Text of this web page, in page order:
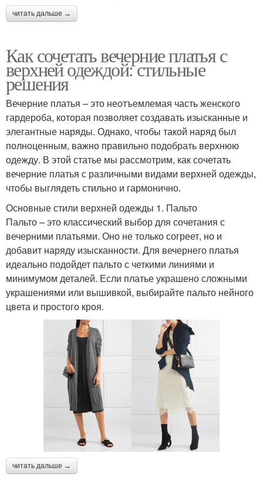
читать дальше →
Как сочетать вечерние платья с
верхней одеждой: стильные
решения
Вечерние платья – это неотъемлемая часть женского
гардероба, которая позволяет создавать изысканные и
элегантные наряды. Однако, чтобы такой наряд был
полноценным, важно правильно подобрать верхнюю
одежду. В этой статье мы рассмотрим, как сочетать
вечерние платья с различными видами верхней одежды,
чтобы выглядеть стильно и гармонично.
Основные стили верхней одежды 1. Пальто
Пальто – это классический выбор для сочетания с
вечерними платьями. Оно не только согреет, но и
добавит наряду изысканности. Для вечернего платья
идеально подойдет пальто с четкими линиями и
минимумом деталей. Если платье украшено сложными
украшениями или вышивкой, выбирайте пальто нейного
цвета и простого кроя.
читать дальше →